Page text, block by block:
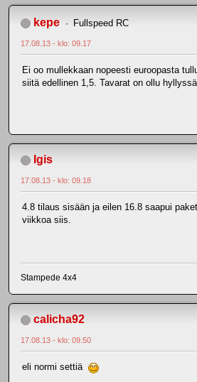
kepe Fullspeed RC
17.08.13 - klo: 09.17
Ei oo mullekkaan nopeesti euroopasta
siitä edellinen 1,5. Tavarat on ollu
Igis
17.08.13 - klo: 09.18
4.8 tilaus sisään ja eilen 16.8 saapui
viikkoa siis.
Stampede 4x4
calicha92
17.08.13 - klo: 09.50
eli normi settiä